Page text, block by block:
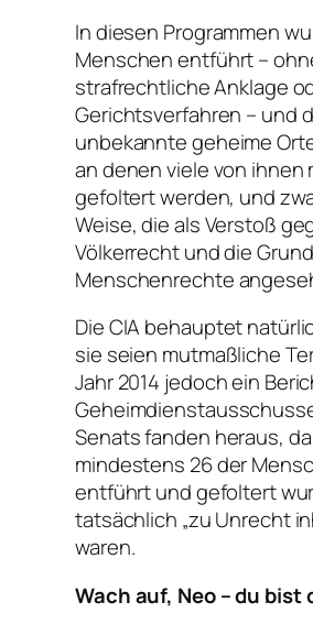
In diesen Programmen
Menschen entführt –
strafrechtliche Anklage
Gerichtsverfahren – und
unbekannte geheime
an denen viele von ihnen
gefoltert werden, und
Weise, die als Verstoß
Völkerrecht und die
Menschenrechte
Die CIA behauptet
sie seien mutmaßliche
Jahr 2014 jedoch ein
Senats fanden heraus,
mindestens 26 der
entführt und gefoltert
tatsächlich „zu Unrecht
waren.
Wach auf, Neo – du bist